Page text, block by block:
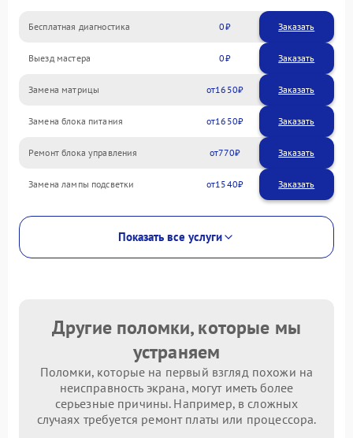
Бесплатная диагностика 0 Заказать
Выезд мастера 0 Заказать
Замена матрицы 1650
Замена блока питания 1650
Ремонт блока управления 770
Замена лампы подсветки 1540
Показать все услуги
Другие поломки, которые мы
устраняем
Поломки, которые на первый взгляд похожи на
неисправность экрана, могут иметь более
серьезные причины. Например, в сложных
случаях требуется ремонт платы или процессора.